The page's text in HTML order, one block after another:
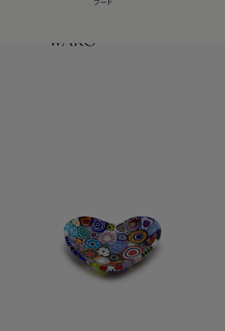
【会員様限定】夏のプレゼントキャンペーン開催中
フード